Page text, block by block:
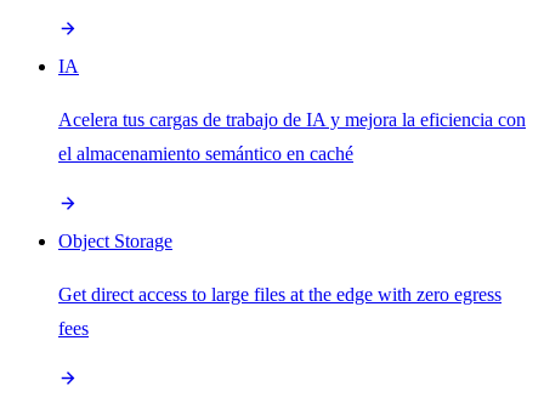
IA
Acelera tus cargas de trabajo de IA y mejora la eficiencia con
el almacenamiento semántico en caché
Object Storage
Get direct access to large files at the edge with zero egress
fees